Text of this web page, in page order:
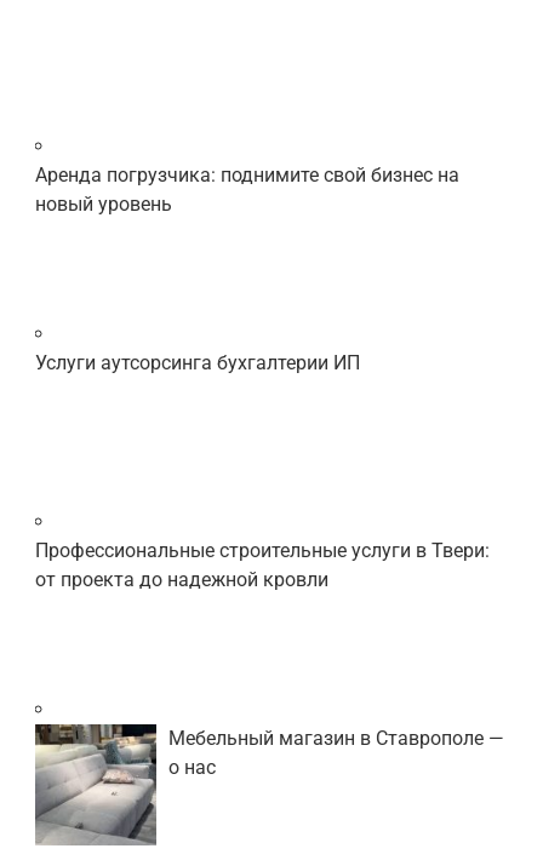
Аренда погрузчика: поднимите свой бизнес на
новый уровень
Услуги аутсорсинга бухгалтерии ИП
Профессиональные строительные услуги в Твери:
от проекта до надежной кровли
Мебельный магазин в Ставрополе —
о нас